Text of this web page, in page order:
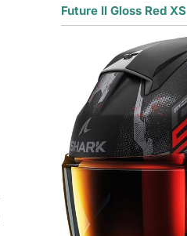
Future II Gloss Red XS